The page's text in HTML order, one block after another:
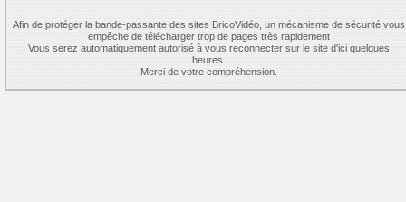
Afin de protéger la bande-passante des sites BricoVidéo, un mécanisme de sécurité vous
empêche de télécharger trop de pages très rapidement
Vous serez automatiquement autorisé à vous reconnecter sur le site d'ici quelques
heures.
Merci de votre compréhension.